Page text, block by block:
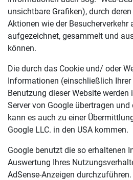
unsichtbare Grafiken), durch
Aktionen wie der Besucherverkehr
aufgezeichnet, gesammelt und
können.
Die durch das Cookie und/ oder
Informationen (einschließlich Ihrer
Benutzung dieser Website werden
Server von Google übertragen
kann es auch zu einer
Google LLC. in den USA kommen.
Google benutzt die so erhaltenen
Auswertung Ihres
AdSense-Anzeigen